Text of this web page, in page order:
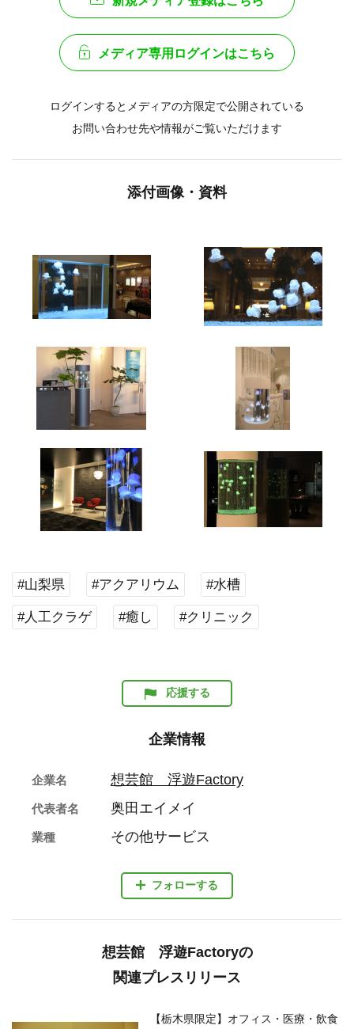
メディア専用ログインはこちら
ログインするとメディアの方限定で公開されている
お問い合わせ先や情報がご覧いただけます
添付画像・資料
#山梨県 #アクアリウム #水槽
#人工クラゲ #癒し #クリニック
応援する
企業情報
フォローする
企業名 想芸館 浮遊Factory
代表者名 奥田エイメイ
業種 その他サービス
想芸館 浮遊Factoryの
関連プレスリリース
【栃木県限定】オフィス・医療・飲食